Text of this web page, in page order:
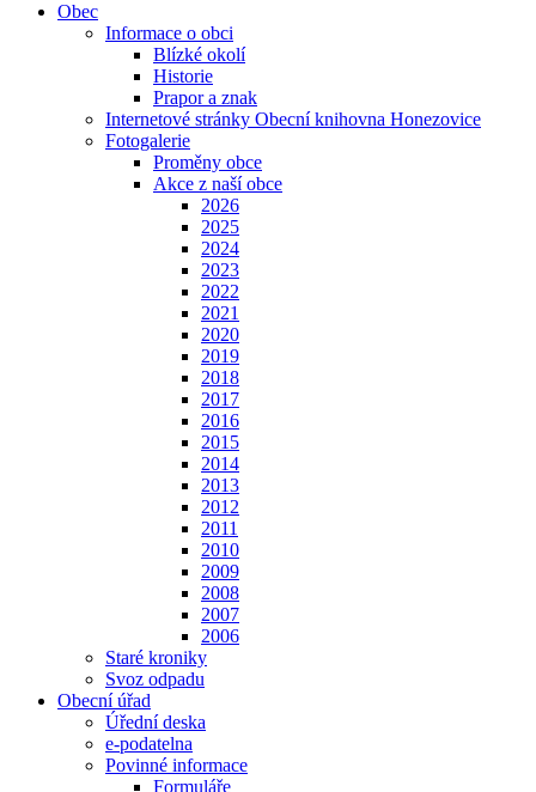
Obec
Informace o obci
Blízké okolí
Historie
Prapor a znak
Internetové stránky Obecní knihovna Honezovice
Fotogalerie
Proměny obce
Akce z naší obce
2026
2025
2024
2023
2022
2021
2020
2019
2018
2017
2016
2015
2014
2013
2012
2011
2010
2009
2008
2007
2006
Staré kroniky
Svoz odpadu
Obecní úřad
Úřední deska
e-podatelna
Povinné informace
Formuláře